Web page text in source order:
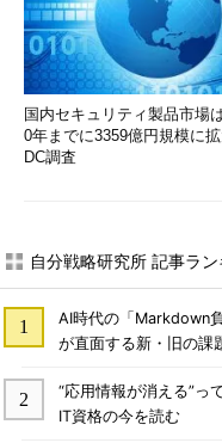
国内セキュリティ製品市場
0年までに3359億円規模に
DC調査
自分戦略研究所 記事ラ
AI時代の「Markdown
が直面する新・旧の課
“応用情報が消える”
IT資格の今を読む